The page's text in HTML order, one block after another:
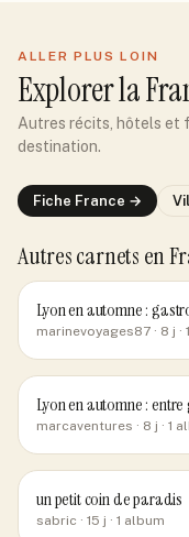
ALLER PLUS LOIN
Explorerla
Autres récits, hôtels et
destination.
Fiche France →
Autres carnets en
Lyon en automne :
marinevoyages87 · 8 j
Lyon en automne :
marcaventures · 8 j · 1
un petit coin de paradis
sabric · 15 j · 1 album